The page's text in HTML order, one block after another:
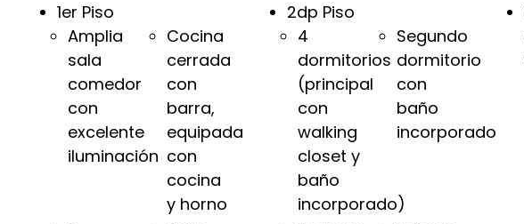
1er Piso
Amplia
sala
comedor
con
excelente
iluminación
Cocina
cerrada
con
barra,
equipada
con
cocina
y horno
2dp Piso
4
dormitorios
(principal
con
walking
closet y
baño
incorporado)
Segundo
dormitorio
con
baño
incorporado